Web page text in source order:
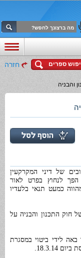
ספרים חזרה
והבניה
של דיני המקרקעין
לנחוץ בפרט לאור
כמעט תנאי בלעדיו
חוק התכנון והבניה על
לידי ביטוי במסגרת